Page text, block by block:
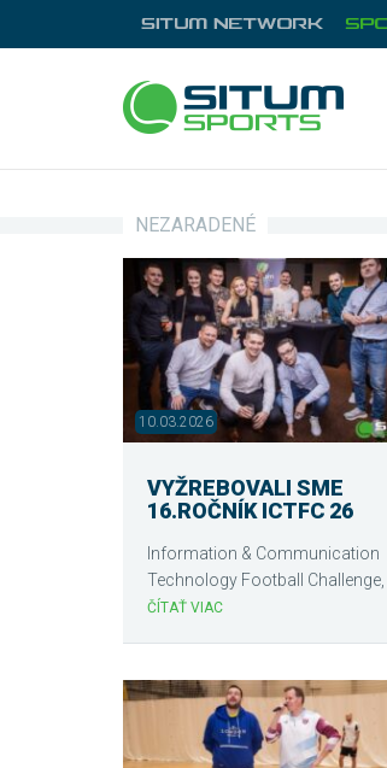
NEZARADENÉ
10.03.2026
VYŽREBOVALI SME
16.ROČNÍK ICTFC 26
Information & Communication
Technology Football Challenge,
ČÍTAŤ VIAC